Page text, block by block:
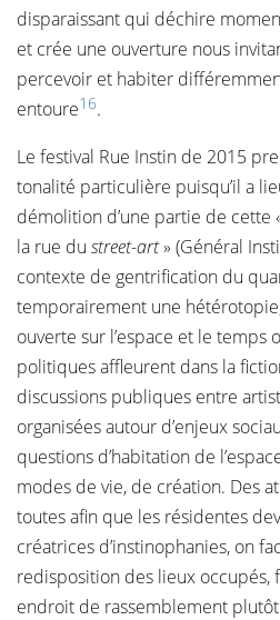
disparaissant qui déchire
et crée une ouverture nous
percevoir et habiter
entoure16.
Le festival Rue Instin de 2015
tonalité particulière puisqu’il a
démolition d’une partie de cette
la rue du street-art» (Général
contexte de gentrification du
temporairement une
ouverte sur l’espace et le temps
politiques affleurent dans la
discussions publiques entre
organisées autour d’enjeux
questions d’habitation de
modes de vie, de création. Des
toutes afin que les résidentes
créatrices d’instinophanies, on
redisposition des lieux occupés,
endroit de rassemblement plutôt